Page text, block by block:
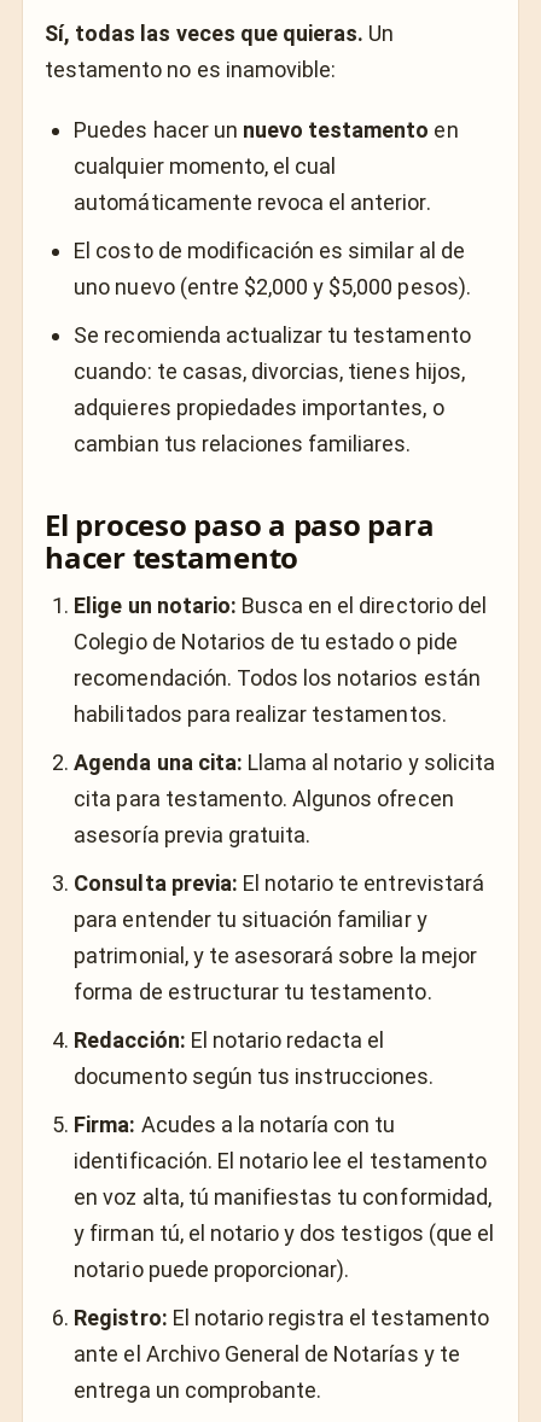
Sí, todas las veces que quieras. Un
testamento no es inamovible:
Puedes hacer un nuevo testamento en
cualquier momento, el cual
automáticamente revoca el anterior.
El costo de modificación es similar al de
uno nuevo (entre $2,000 y $5,000 pesos).
Se recomienda actualizar tu testamento
cuando: te casas, divorcias, tienes hijos,
adquieres propiedades importantes, o
cambian tus relaciones familiares.
El proceso paso a paso para
hacer testamento
Elige un notario: Busca en el directorio del
Colegio de Notarios de tu estado o pide
recomendación. Todos los notarios están
habilitados para realizar testamentos.
Agenda una cita: Llama al notario y solicita
cita para testamento. Algunos ofrecen
asesoría previa gratuita.
Consulta previa: El notario te entrevistará
para entender tu situación familiar y
patrimonial, y te asesorará sobre la mejor
forma de estructurar tu testamento.
Redacción: El notario redacta el
documento según tus instrucciones.
Firma: Acudes a la notaría con tu
identificación. El notario lee el testamento
en voz alta, tú manifiestas tu conformidad,
y firman tú, el notario y dos testigos (que el
notario puede proporcionar).
Registro: El notario registra el testamento
ante el Archivo General de Notarías y te
entrega un comprobante.